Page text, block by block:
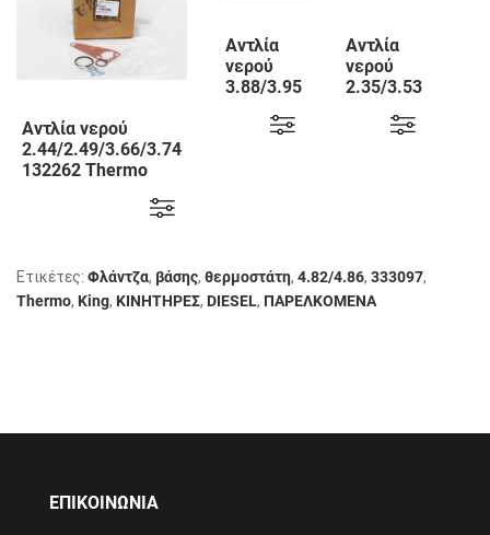
Αντλία νερού
2.44/2.49/3.66/3.74
132262 Thermo
Αντλία
νερού
3.88/3.95
Thermo
Αντλία
νερού
2.35/3.53
Thermo
Ετικέτες: Φλάντζα, βάσης, θερμοστάτη, 4.82/4.86, 333097,
Thermo, King, KΙΝΗΤΗΡΕΣ, DIESEL, ΠΑΡΕΛΚΟΜΕΝΑ
ΕΠΙΚΟΙΝΩΝΙΑ